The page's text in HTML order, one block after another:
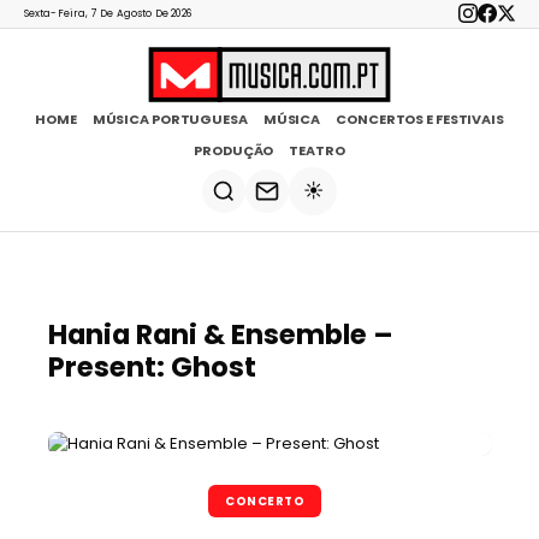
Sexta-Feira, 7 De Agosto De 2026
HOME MÚSICA PORTUGUESA MÚSICA
CONCERTOS E FESTIVAIS
PRODUÇÃO
TEATRO
☀️
Hania Rani & Ensemble –
Present: Ghost
CONCERTO